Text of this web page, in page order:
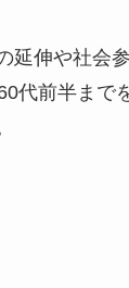
延伸や社会
代前半まで